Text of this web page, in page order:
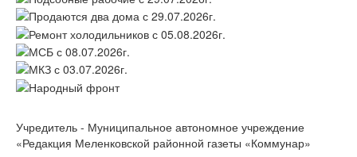
Учредитель - Муниципальное автономное учреждение
«Редакция Меленковской районной газеты «Коммунар»